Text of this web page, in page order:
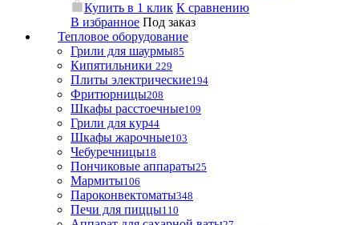
Купить в 1 клик К сравнению
В избранное Под заказ
Тепловое оборудование
Грили для шаурмы85
Кипятильники 229
Плиты электрические194
Фритюрницы208
Шкафы расстоечные109
Грили для кур44
Шкафы жарочные103
Чебуречницы18
Пончиковые аппараты25
Мармиты106
Пароконвектоматы348
Печи для пиццы110